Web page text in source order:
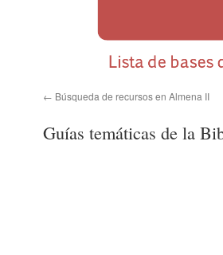
Búsqueda de recursos en Almena II
Guías temáticas de la